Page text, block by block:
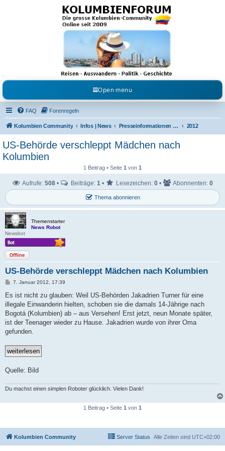
Kolumbienforum - Das
grosse Forum der
Freunde Kolumbiens
Reisen, Auswandern, Kultur, Politik, Geschichte und Visum in Kolumbien und Venezuela.
Austausch, Erfahrungen und Gemeinschaft im Kolumbienforum
Open menu
FAQ Forenregeln
Kolumbien Community Infos | News Presseinformationen & Neuigkeiten 2012
US-Behörde verschleppt Mädchen nach
Kolumbien
1 Beitrag • Seite 1 von 1
Thema abonnieren
Aufrufe: 508 • Beiträge: 1 • Lesezeichen: 0 • Abonnenten: 0
Themenstarter
News Robot
Newsbot
Offline
US-Behörde verschleppt Mädchen nach Kolumbien
B
i
r
a
g
7. Januar 2012, 17:39
Es ist nicht zu glauben: Weil US-Behörden Jakadrien Turner für eine
illegale Einwanderin hielten, schoben sie die damals 14-Jährige nach
Bogotá (Kolumbien) ab – aus Versehen! Erst jetzt, neun Monate später,
ist der Teenager wieder zu Hause. Jakadrien wurde von ihrer Oma
gefunden.
Quelle: Bild
Du machst einen simplen Roboter glücklich. Vielen Dank!
1 Beitrag • Seite 1 von 1
Kolumbien Community Alle Zeiten sind UTC+02:00
Server Status